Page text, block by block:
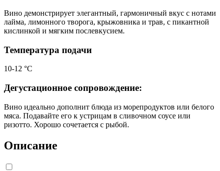
Вино демонстрирует элегантный, гармоничный вкус с нотами
лайма, лимонного творога, крыжовника и трав, с пикантной
кислинкой и мягким послевкусием.
Температура подачи
10-12 °С
Дегустационное сопровождение:
Вино идеально дополнит блюда из морепродуктов или белого
мяса. Подавайте его к устрицам в сливочном соусе или
ризотто. Хорошо сочетается с рыбой.
Описание